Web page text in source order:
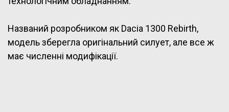
Названий розробником як Dacia 1300 Rebirth,
модель зберегла оригінальний силует, але все ж
має численні модифікації.